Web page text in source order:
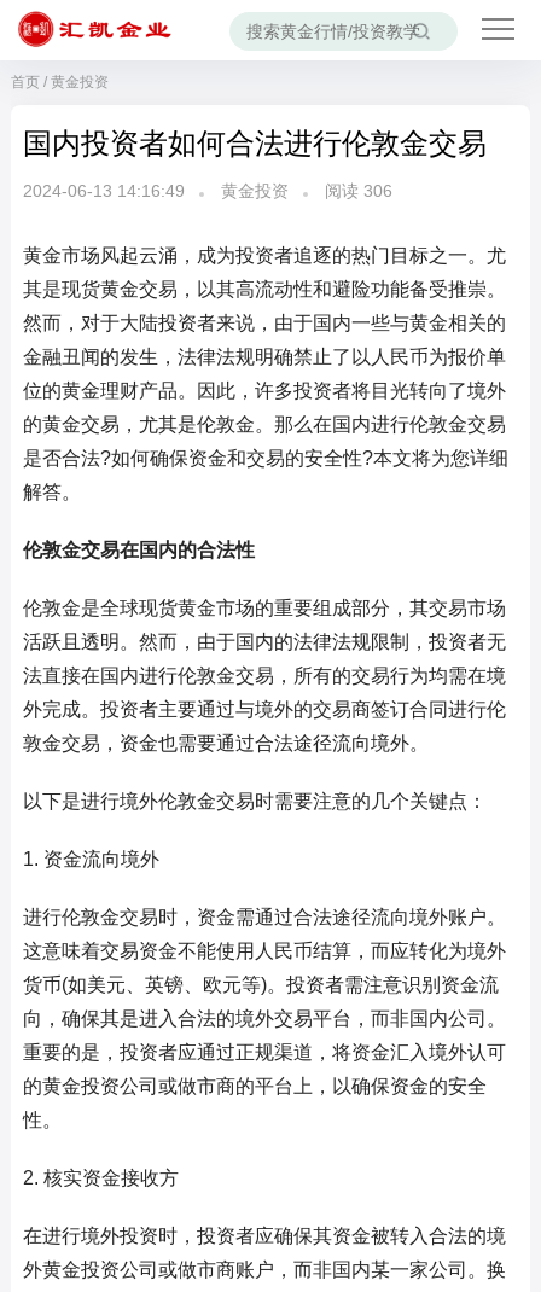
首页/ 黄金投资
国内投资者如何合法进行伦敦金交易
2024-06-13 14:16:49 黄金投资 阅读 306
黄金市场风起云涌，成为投资者追逐的热门目标之一。尤
其是现货黄金交易，以其高流动性和避险功能备受推崇。
然而，对于大陆投资者来说，由于国内一些与黄金相关的
金融丑闻的发生，法律法规明确禁止了以人民币为报价单
位的黄金理财产品。因此，许多投资者将目光转向了境外
的黄金交易，尤其是伦敦金。那么在国内进行伦敦金交易
是否合法?如何确保资金和交易的安全性?本文将为您详细
解答。
伦敦金交易在国内的合法性
伦敦金是全球现货黄金市场的重要组成部分，其交易市场
活跃且透明。然而，由于国内的法律法规限制，投资者无
法直接在国内进行伦敦金交易，所有的交易行为均需在境
外完成。投资者主要通过与境外的交易商签订合同进行伦
敦金交易，资金也需要通过合法途径流向境外。
以下是进行境外伦敦金交易时需要注意的几个关键点：
1. 资金流向境外
进行伦敦金交易时，资金需通过合法途径流向境外账户。
这意味着交易资金不能使用人民币结算，而应转化为境外
货币(如美元、英镑、欧元等)。投资者需注意识别资金流
向，确保其是进入合法的境外交易平台，而非国内公司。
重要的是，投资者应通过正规渠道，将资金汇入境外认可
的黄金投资公司或做市商的平台上，以确保资金的安全
性。
2. 核实资金接收方
在进行境外投资时，投资者应确保其资金被转入合法的境
外黄金投资公司或做市商账户，而非国内某一家公司。换